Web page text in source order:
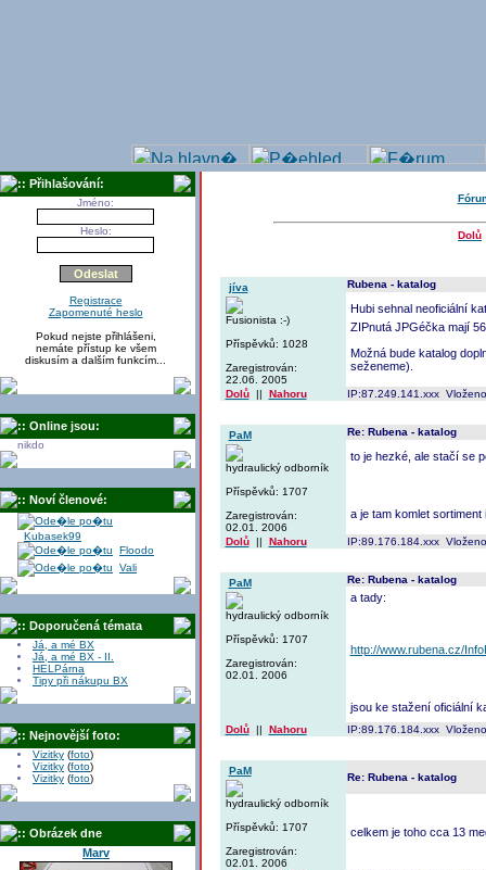
:: Přihlašování:
Jméno:
Heslo:
Registrace
Zapomenuté heslo
Pokud nejste přihlášeni,
nemáte přístup ke všem
diskusím a dalším funkcím...
:: Online jsou:
nikdo
:: Noví členové:
Kubasek99
Floodo
Vali
:: Doporučená témata
Já, a mé BX
Já, a mé BX - II.
HELPárna
Tipy při nákupu BX
:: Nejnovější foto:
Vizitky (foto)
Vizitky (foto)
Vizitky (foto)
:: Obrázek dne
Marv
Dolů
jíva
Fusionista :-)
Příspěvků: 1028
Zaregistrován:
22.06. 2005
Rubena - katalog
Hubi sehnal neoficiální
ZIPnutá JPGéčka mají
Možná bude katalog
seženeme).
Dolů|| Nahoru IP:87.249.141.xxx
PaM
hydraulický odborník
Příspěvků: 1707
Zaregistrován:
02.01. 2006
Re: Rubena - katalog
to je hezké, ale stačí se
a je tam komlet
Dolů|| Nahoru IP:89.176.184.xxx
PaM
hydraulický odborník
Příspěvků: 1707
Zaregistrován:
02.01. 2006
Re: Rubena - katalog
a tady:
http://www.rubena.cz/
jsou ke stažení oficiální
Dolů|| Nahoru IP:89.176.184.xxx
PaM
hydraulický odborník
Příspěvků: 1707
Zaregistrován:
02.01. 2006
Re: Rubena - katalog
celkem je toho cca 13